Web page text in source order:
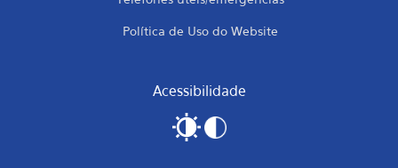
Política de Uso do Website
Acessibilidade